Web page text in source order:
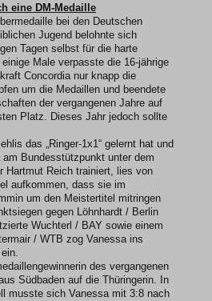
eine DM-Medaille
bei den Deutschen
Jugend belohnte sich
Tagen selbst für die harte
Male verpasste die 16-jährige
Concordia nur knapp die
um die Medaillen und beendete
der vergangenen Jahre auf
Platz. Dieses Jahr jedoch sollte
das „Ringer-1x1“ gelernt hat und
Bundesstützpunkt unter dem
Hartmut Reich trainiert, lies von
aufkommen, dass sie im
um den Meistertitel mitringen
gegen Löhnhardt / Berlin
Wuchterl / BAY sowie einem
/ WTB zog Vanessa ins
des vergangenen
Südbaden auf die Thüringerin. In
musste sich Vanessa mit 3:8 nach